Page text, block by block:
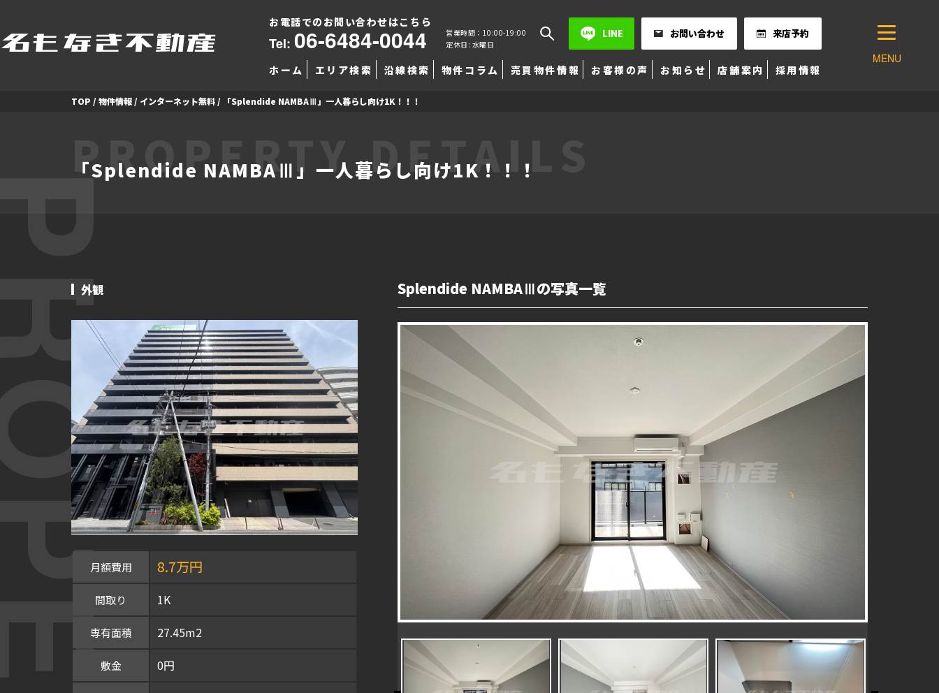
お電話でのお問い合わせはこちら
Tel: 06-6484-0044
営業時間：10:00-19:00
定休日: 水曜日
LINE お問い合わせ 来店予約
ホーム エリア検索 沿線検索 物件コラム 売買物件情報 お客様の声 お知らせ 店舗案内 採用情報
MENU
TOP / 物件情報 / インターネット無料 / 「Splendide NAMBAⅢ」一人暮らし向け1K！！！
PROPERTY DETAILS
「Splendide NAMBAⅢ」一人暮らし向け1K！！！
外観
月額費用 8.7万円
間取り 1K
専有面積 27.45m2
敷金 0円
Splendide NAMBAⅢの写真一覧